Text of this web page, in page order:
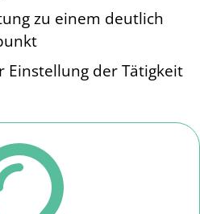
zu einem deutlich
Einstellung der Tätigkeit